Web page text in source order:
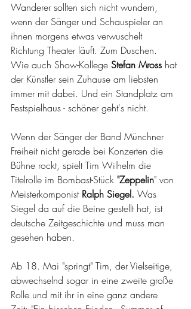
Wanderer sollten sich nicht wundern,
wenn der Sänger und Schauspieler an
ihnen morgens etwas verwuschelt
Richtung Theater läuft. Zum Duschen.
Wie auch Show-Kollege Stefan Mross hat
der Künstler sein Zuhause am liebsten
immer mit dabei. Und ein Standplatz am
Festspielhaus - schöner geht's nicht.
Wenn der Sänger der Band Münchner
Freiheit nicht gerade bei Konzerten die
Bühne rockt, spielt Tim Wilhelm die
Titelrolle im Bombast-Stück "Zeppelin" von
Meisterkomponist Ralph Siegel. Was
Siegel da auf die Beine gestellt hat, ist
deutsche Zeitgeschichte und muss man
gesehen haben.
Ab 18. Mai "springt" Tim, der Vielseitige,
abwechselnd sogar in eine zweite große
Rolle und mit ihr in eine ganz andere